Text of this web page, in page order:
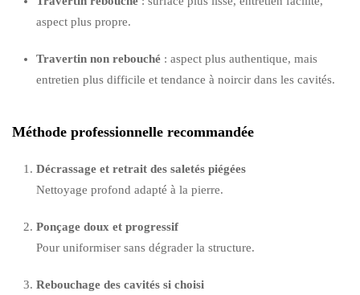
aspect plus propre.
Travertin non rebouché : aspect plus authentique, mais
entretien plus difficile et tendance à noircir dans les cavités.
Méthode professionnelle recommandée
Décrassage et retrait des saletés piégées
Nettoyage profond adapté à la pierre.
Ponçage doux et progressif
Pour uniformiser sans dégrader la structure.
Rebouchage des cavités si choisi